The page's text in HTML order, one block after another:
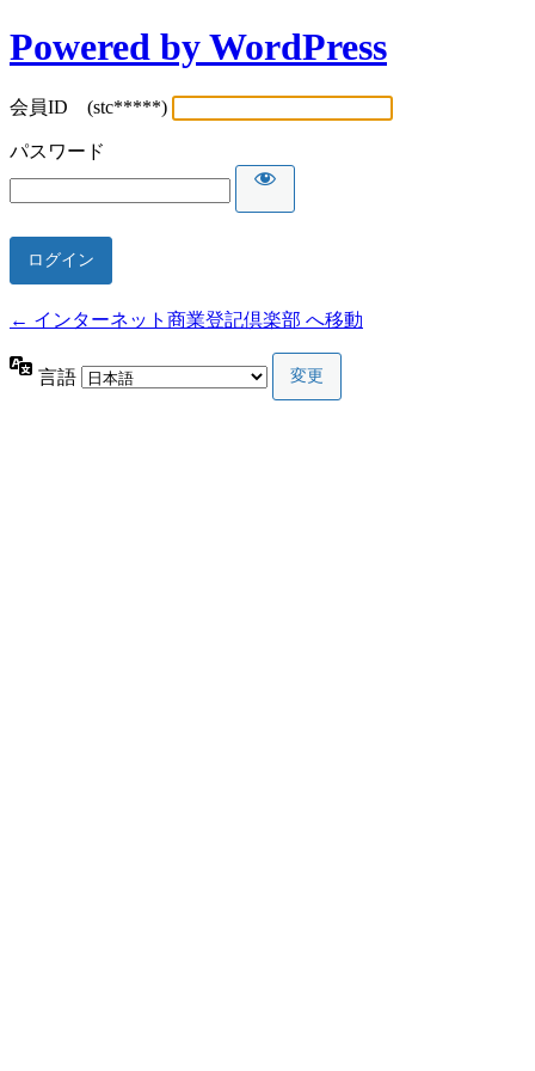
Powered by WordPress
会員ID (stc*****)
パスワード
← インターネット商業登記倶楽部 へ移動
言語